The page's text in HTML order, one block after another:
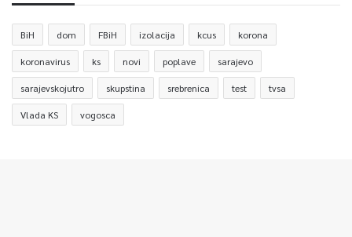
BiH dom FBiH izolacija kcus korona
koronavirus ks novi poplave sarajevo
sarajevskojutro skupstina srebrenica test tvsa
Vlada KS vogosca